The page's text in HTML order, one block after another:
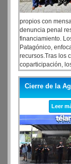
propios con
denuncia penal
financiamiento.
Patagónico,
recursos.Tras los
coparticipación,
próximo jueves 7
dar a conocer un
política de unidad.
Cierre de la
Leer